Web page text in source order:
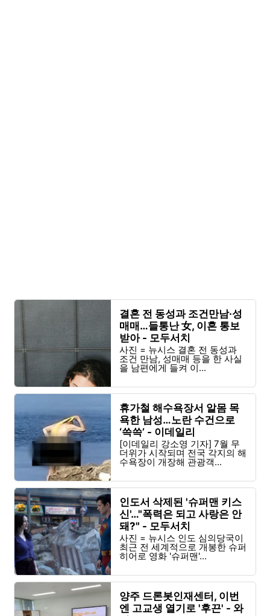
결혼 전 동성과 조건만남·성
매매…들통난 女, 이혼 통보
받아 - 모두서치
사진 = 뉴시스 결혼 전 동성과
조건 만남, 성매매 등을 한 사실
을 남편에게 들켜 이...
휴가철 해수욕장서 알몸 목
욕한 남성…노란 수건으로
‘쓱쓱’ - 이데일리
[이데일리 강소영 기자] 7월 무
더위가 시작되며 전국 각지의 해
수욕장이 개장해 관광객...
인도서 삭제된 '슈퍼맨 키스
신'…"폭력은 되고 사랑은 안
돼?" - 모두서치
사진 = 뉴시스 인도 심의당국이
최근 전 세계적으로 개봉한 슈퍼
히어로 영화 '슈퍼맨'...
양주 드론봇인재센터, 이번
엔 고교생 열기로 '후끈' - 와